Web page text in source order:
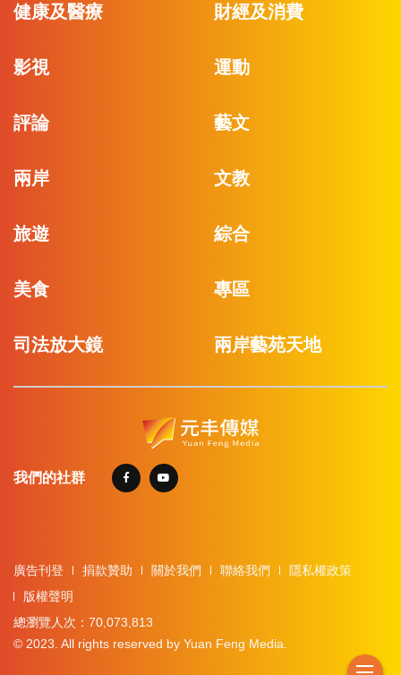
健康及醫療 財經及消費
影視 運動
評論 藝文
兩岸 文教
旅遊 綜合
美食 專區
司法放大鏡 兩岸藝苑天地
我們的社群
廣告刊登 捐款贊助 關於我們 聯絡我們
隱私權政策
版權聲明
總瀏覽人次：70,073,813
© 2023. All rights reserved by Yuan Feng Media.